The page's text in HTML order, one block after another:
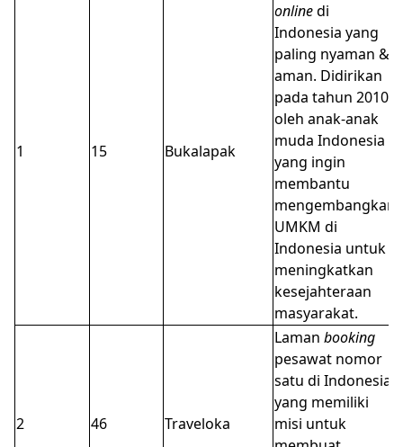
1 15 Bukalapak
onlinedi
Indonesia yang
paling nyaman &
aman. Didirikan
pada tahun 2010
oleh anak-anak
muda Indonesia
yang ingin
membantu
mengembangkan
UMKM di
Indonesia untuk
meningkatkan
kesejahteraan
masyarakat.
2 46 Traveloka
Laman booking
pesawat nomor
satu di Indonesia
yang memiliki
misi untuk